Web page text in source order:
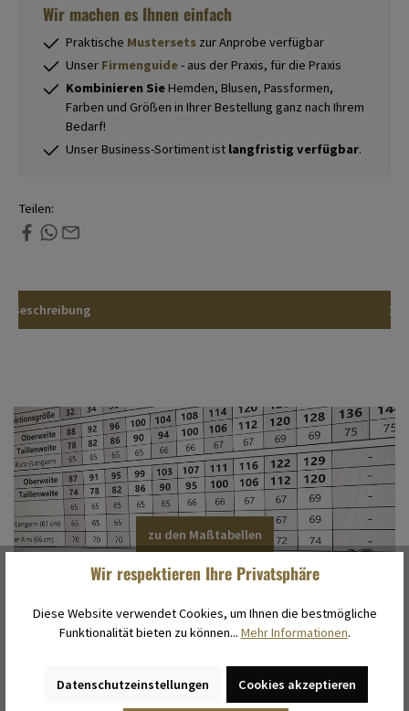
Wir machen es Ihnen einfach
Praktische Mustersets zur Anprobe verfügbar
Unser Firmenguide- aus der Praxis, für die Praxis
Kombinieren SieHemden, Blusen, Passformen,
Farben und Größen in Ihrer Bestellung ganz nach Ihrem
Bedarf!
Unser Business-Sortiment ist langfristig verfügbar.
Teilen:
Beschreibung
zu den Maßtabellen
Wir respektieren Ihre Privatsphäre
Diese Website verwendet Cookies, um Ihnen die bestmögliche
Funktionalität bieten zu können... Mehr Informationen.
Datenschutzeinstellungen Cookies akzeptieren